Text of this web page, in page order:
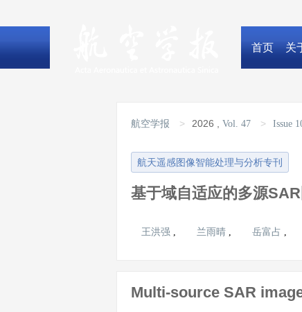
首页 关
航空学报 > 2026 Vol. 47 > Issue
航天遥感图像智能处理与分析专刊
基于域自适应的多源
王洪强 , 兰雨晴 , 岳富占 ,
Multi-source SAR